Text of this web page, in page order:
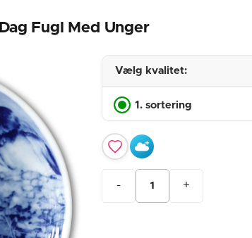
Fugl Med Unger
Vælg kvalitet:
1. sortering
- +